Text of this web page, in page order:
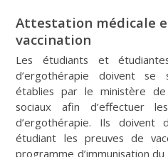
Attestation médicale
vaccination
Les étudiants et
d’ergothérapie doivent se
établies par le ministère
sociaux afin d’effectuer
d’ergothérapie. Ils doivent
étudiant les preuves de
programme d’immunisation